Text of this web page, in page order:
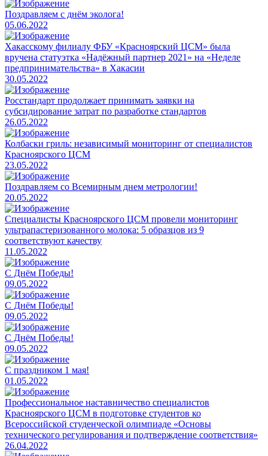
Поздравляем с днём эколога!
05.06.2022
Хакасскому филиалу ФБУ «Красноярский ЦСМ» была
вручена статуэтка «Надёжный партнер 2021» на «Неделе
предпринимательства» в Хакасии
30.05.2022
Росстандарт продолжает принимать заявки на
субсидирование затрат по разработке стандартов
26.05.2022
Колбаски гриль: независимый мониторинг от специалистов
Красноярского ЦСМ
23.05.2022
Поздравляем со Всемирным днем метрологии!
20.05.2022
Специалисты Красноярского ЦСМ провели мониторинг
ультрапастеризованного молока: 5 образцов из 9
соответствуют качеству
11.05.2022
C Днём Победы!
09.05.2022
C Днём Победы!
09.05.2022
C Днём Победы!
09.05.2022
С праздником 1 мая!
01.05.2022
Профессиональное наставничество специалистов
Красноярского ЦСМ в подготовке студентов ко
Всероссийской студенческой олимпиаде «Основы
технического регулирования и подтверждение соответствия»
26.04.2022